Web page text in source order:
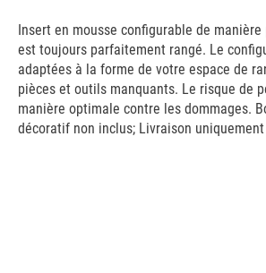
Insert en mousse configurable de manière
est toujours parfaitement rangé. Le
adaptées à la forme de votre espace de
pièces et outils manquants. Le risque de
manière optimale contre les dommages.
décoratif non inclus; Livraison